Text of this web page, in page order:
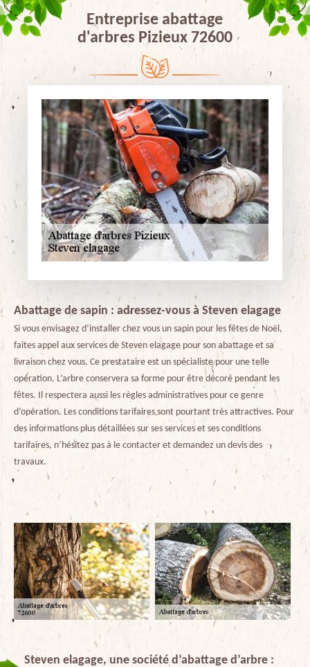
Entreprise abattage
d'arbres Pizieux 72600
Abattage de sapin : adressez-vous à Steven elagage
Si vous envisagez d’installer chez vous un sapin pour les fêtes de Noël,
faites appel aux services de Steven elagage pour son abattage et sa
livraison chez vous. Ce prestataire est un spécialiste pour une telle
opération. L’arbre conservera sa forme pour être décoré pendant les
fêtes. Il respectera aussi les règles administratives pour ce genre
d’opération. Les conditions tarifaires sont pourtant très attractives. Pour
des informations plus détaillées sur ses services et ses conditions
tarifaires, n’hésitez pas à le contacter et demandez un devis des
travaux.
Steven elagage, une société d’abattage d’arbre :